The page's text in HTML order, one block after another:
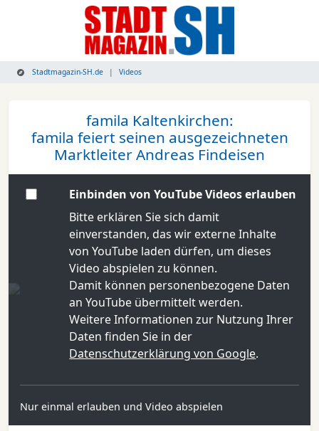
Stadtmagazin-SH.de Videos
famila Kaltenkirchen:
famila feiert seinen ausgezeichneten
Marktleiter Andreas Findeisen
Einbinden von YouTube Videos erlauben
Bitte erklären Sie sich damit
einverstanden, das wir externe Inhalte
von YouTube laden dürfen, um dieses
Video abspielen zu können.
Damit können personenbezogene Daten
an YouTube übermittelt werden.
Weitere Informationen zur Nutzung Ihrer
Daten finden Sie in der
Datenschutzerklärung von Google.
Nur einmal erlauben und Video abspielen